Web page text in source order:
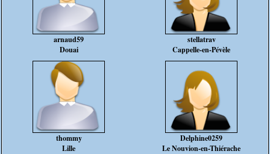
arnaud59
Douai
stellatrav
Cappelle-en-Pévèle
thommy
Lille
Delphine0259
Le Nouvion-en-Thiérache